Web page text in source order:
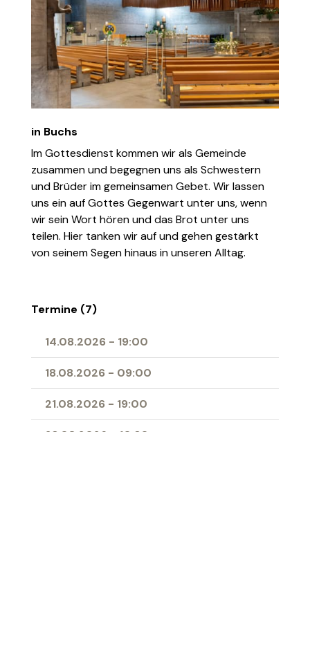
in Buchs
Im Gottesdienst kommen wir als Gemeinde
zusammen und begegnen uns als Schwestern
und Brüder im gemeinsamen Gebet. Wir lassen
uns ein auf Gottes Gegenwart unter uns, wenn
wir sein Wort hören und das Brot unter uns
teilen. Hier tanken wir auf und gehen gestärkt
von seinem Segen hinaus in unseren Alltag.
Termine (7)
14.08.2026 - 19:00
18.08.2026 - 09:00
21.08.2026 - 19:00
23.08.2026 10:30